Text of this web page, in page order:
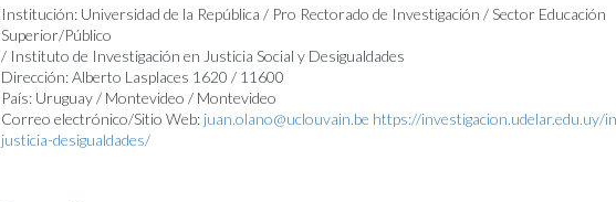
Institución: Universidad de la República / Pro Rectorado de Investigación / Sector Educación
Superior/Público
/ Instituto de Investigación en Justicia Social y Desigualdades
Dirección: Alberto Lasplaces 1620 / 11600
País: Uruguay / Montevideo / Montevideo
Correo electrónico/Sitio Web: juan.olano@uclouvain.be https://investigacion.udelar.edu.uy/
justicia-desigualdades/